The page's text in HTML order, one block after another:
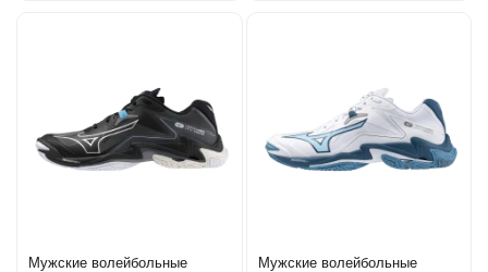
Мужские волейбольные
Мужские волейбольные